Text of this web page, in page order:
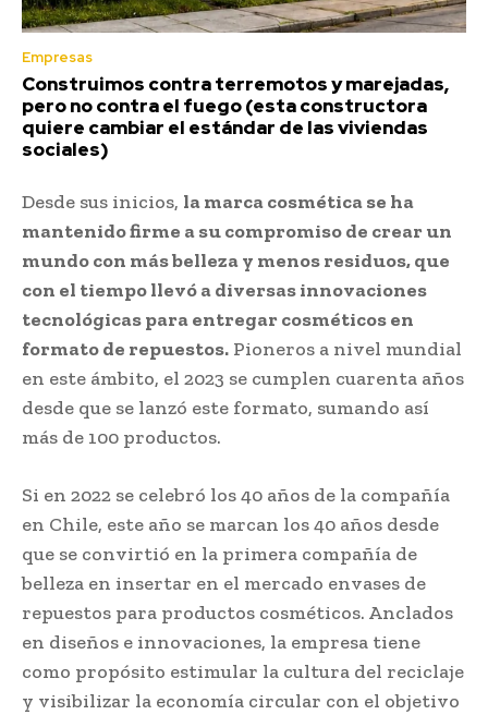
Empresas
Construimos contra terremotos y marejadas,
pero no contra el fuego (esta constructora
quiere cambiar el estándar de las viviendas
sociales)
Desde sus inicios, la marca cosmética se ha
mantenido firme a su compromiso de crear un
mundo con más belleza y menos residuos, que
con el tiempo llevó a diversas innovaciones
tecnológicas para entregar cosméticos en
formato de repuestos. Pioneros a nivel mundial
en este ámbito, el 2023 se cumplen cuarenta años
desde que se lanzó este formato, sumando así
más de 100 productos.
Si en 2022 se celebró los 40 años de la compañía
en Chile, este año se marcan los 40 años desde
que se convirtió en la primera compañía de
belleza en insertar en el mercado envases de
repuestos para productos cosméticos. Anclados
en diseños e innovaciones, la empresa tiene
como propósito estimular la cultura del reciclaje
y visibilizar la economía circular con el objetivo